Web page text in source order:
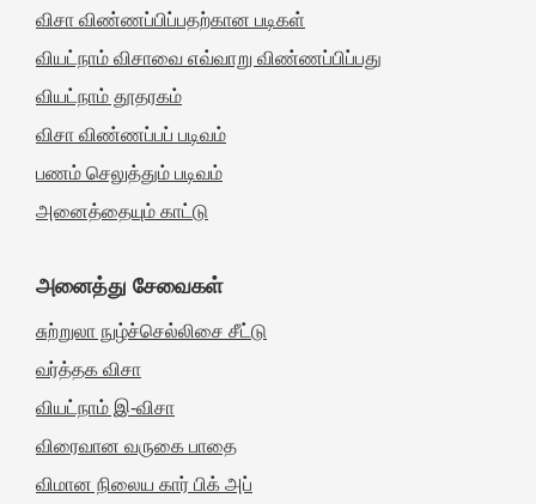
விசா விண்ணப்பிப்பதற்கான படிகள்
வியட்நாம் விசாவை எவ்வாறு விண்ணப்பிப்பது
வியட்நாம் தூதரகம்
விசா விண்ணப்பப் படிவம்
பணம் செலுத்தும் படிவம்
அனைத்தையும் காட்டு
அனைத்து சேவைகள்
சுற்றுலா நுழ்ச்செல்லிசை சீட்டு
வர்த்தக விசா
வியட்நாம் இ-விசா
விரைவான வருகை பாதை
விமான நிலைய கார் பிக் அப்